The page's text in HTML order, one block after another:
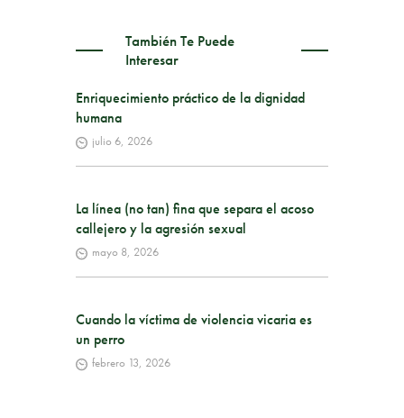
También Te Puede
Interesar
Enriquecimiento práctico de la dignidad
humana
julio 6, 2026
La línea (no tan) fina que separa el acoso
callejero y la agresión sexual
mayo 8, 2026
Cuando la víctima de violencia vicaria es
un perro
febrero 13, 2026